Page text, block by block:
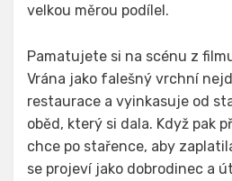
velkou měrou podílel.
Pamatujete si na scénu z
Vrána jako falešný vrchní
restaurace a vyinkasuje od
oběd, který si dala. Když pak
chce po stařence, aby
se projeví jako dobrodinec a